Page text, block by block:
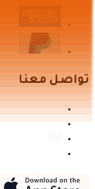
تواصل معنا